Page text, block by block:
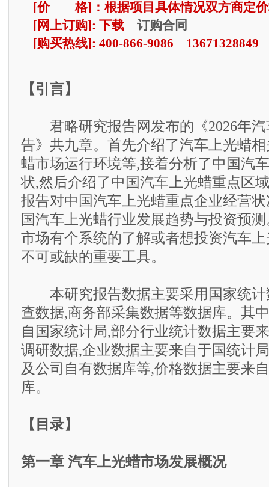
[价 格]：根据项目具体情况双方商定
[网上订购]: 下载 订购合同
[购买热线]: 400-866-9086 13671328849
【引言】
君略研究报告网发布的《2026年汽
告》共九章。首先介绍了汽车上光蜡
蜡市场运行环境等,接着分析了中国汽
状,然后介绍了中国汽车上光蜡重点区
报告对中国汽车上光蜡重点企业经营
国汽车上光蜡行业发展趋势与投资预
市场有个系统的了解或者想投资汽车
不可或缺的重要工具。
本研究报告数据主要采用国家统计
查数据,商务部采集数据等数据库。其
自国家统计局,部分行业统计数据主要
调研数据,企业数据主要来自于国统计
及公司自有数据库等,价格数据主要来
库。
【目录】
第一章 汽车上光蜡市场发展概况